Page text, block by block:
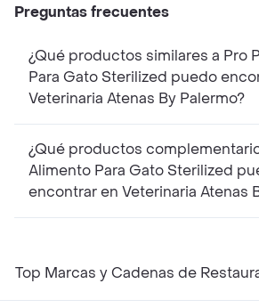
Preguntas frecuentes
¿Qué productos similares a Pro
Para Gato Sterilized puedo
Veterinaria Atenas By Palermo?
¿Qué productos
Alimento Para Gato Sterilized
encontrar en Veterinaria Atenas
Top Marcas y Cadenas de